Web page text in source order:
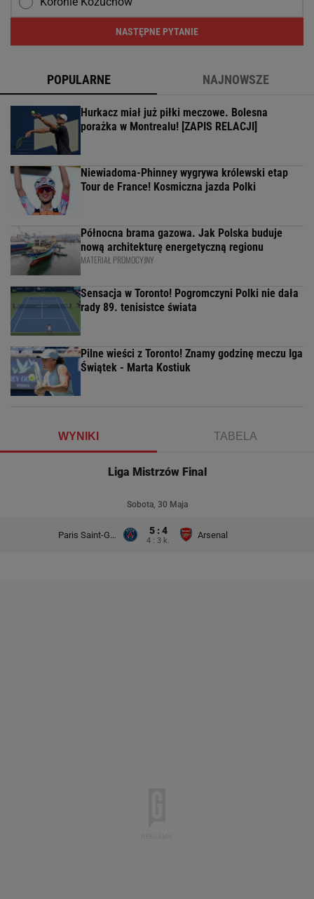
NASTĘPNE PYTANIE
POPULARNE NAJNOWSZE
Hurkacz miał już piłki meczowe. Bolesna
porażka w Montrealu! [ZAPIS RELACJI]
Niewiadoma-Phinney wygrywa królewski etap
Tour de France! Kosmiczna jazda Polki
Północna brama gazowa. Jak Polska buduje
nową architekturę energetyczną regionu
MATERIAŁ PROMOCYJNY
Sensacja w Toronto! Pogromczyni Polki nie dała
rady 89. tenisistce świata
Pilne wieści z Toronto! Znamy godzinę meczu Iga
Świątek - Marta Kostiuk
WYNIKI TABELA
Liga Mistrzów Final
Sobota, 30 Maja
Paris Saint-Germain 5 : 4
4 : 3 k.
Arsenal